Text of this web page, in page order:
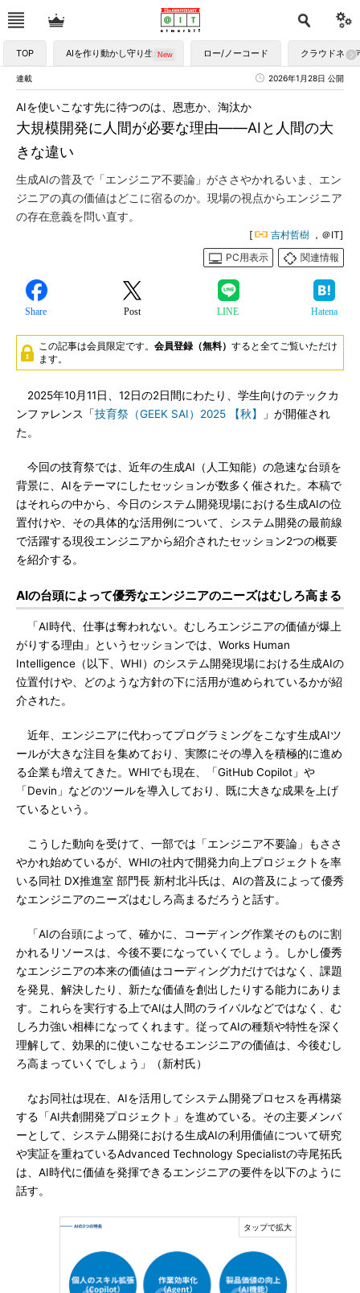
TOP AIを作り動かし守り生かす ロー/ノーコード クラウドネイ
連載 2026年1月28日 公開
大規模開発に人間が必要な理由――AIと人間の大
きな違い
AIを使いこなす先に待つのは、恩恵か、淘汰か
生成AIの普及で「エンジニア不要論」がささやかれるいま、エン
ジニアの真の価値はどこに宿るのか。現場の視点からエンジニア
の存在意義を問い直す。
[ 吉村哲樹 ，＠IT]
PC用表示
関連情報
Share Post LINE Hatena
この記事は会員限定です。 会員登録（無料） すると全てご覧いただけ
ます。
2025年10月11日、12日の2日間にわたり、学生向けのテックカ
ンファレンス「技育祭（GEEK SAI）2025 【秋】
」が開催され
た。
今回の技育祭では、近年の生成AI（人工知能）の急速な台頭を
背景に、AIをテーマにしたセッションが数多く催された。本稿で
はそれらの中から、今日のシステム開発現場における生成AIの位
置付けや、その具体的な活用例について、システム開発の最前線
で活躍する現役エンジニアから紹介されたセッション2つの概要
を紹介する。
AIの台頭によって優秀なエンジニアのニーズはむしろ高まる
「AI時代、仕事は奪われない。むしろエンジニアの価値が爆上
がりする理由」というセッションでは、Works Human
Intelligence（以下、WHI）のシステム開発現場における生成AIの
位置付けや、どのような方針の下に活用が進められているかが紹
介された。
近年、エンジニアに代わってプログラミングをこなす生成AIツ
ールが大きな注目を集めており、実際にその導入を積極的に進め
る企業も増えてきた。WHIでも現在、「GitHub Copilot」や
「Devin」などのツールを導入しており、既に大きな成果を上げ
ているという。
こうした動向を受けて、一部では「エンジニア不要論」もささ
やかれ始めているが、WHIの社内で開発力向上プロジェクトを率
いる同社 DX推進室 部門長 新村北斗氏は、AIの普及によって優秀
なエンジニアのニーズはむしろ高まるだろうと話す。
「AIの台頭によって、確かに、コーディング作業そのものに割
かれるリソースは、今後不要になっていくでしょう。しかし優秀
なエンジニアの本来の価値はコーディング力だけではなく、課題
を発見、解決したり、新たな価値を創出したりする能力にありま
す。これらを実行する上でAIは人間のライバルなどではなく、む
しろ力強い相棒になってくれます。従ってAIの種類や特性を深く
理解して、効果的に使いこなせるエンジニアの価値は、今後むし
ろ高まっていくでしょう」（新村氏）
なお同社は現在、AIを活用してシステム開発プロセスを再構築
する「AI共創開発プロジェクト」を進めている。その主要メンバ
ーとして、システム開発における生成AIの利用価値について研究
や実証を重ねているAdvanced Technology Specialistの寺尾拓氏
は、AI時代に価値を発揮できるエンジニアの要件を以下のように
話す。